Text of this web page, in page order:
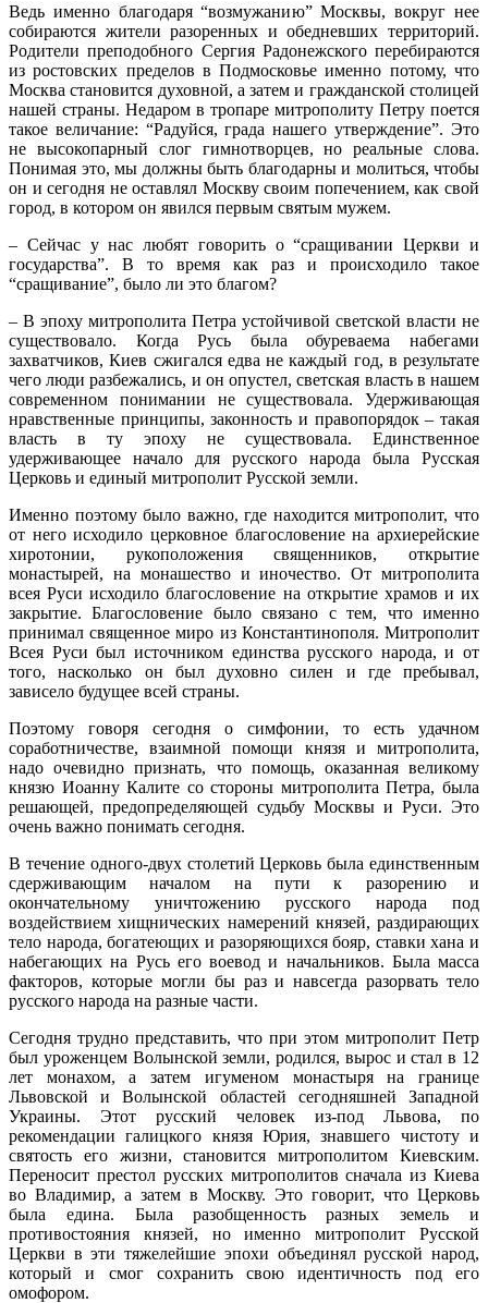
Ведь именно благодаря “возмужанию” Москвы, вокруг нее
собираются жители разоренных и обедневших территорий.
Родители преподобного Сергия Радонежского перебираются
из ростовских пределов в Подмосковье именно потому, что
Москва становится духовной, а затем и гражданской столицей
нашей страны. Недаром в тропаре митрополиту Петру поется
такое величание: “Радуйся, града нашего утверждение”. Это
не высокопарный слог гимнотворцев, но реальные слова.
Понимая это, мы должны быть благодарны и молиться, чтобы
он и сегодня не оставлял Москву своим попечением, как свой
город, в котором он явился первым святым мужем.
– Сейчас у нас любят говорить о “сращивании Церкви и
государства”. В то время как раз и происходило такое
“сращивание”, было ли это благом?
– В эпоху митрополита Петра устойчивой светской власти не
существовало. Когда Русь была обуреваема набегами
захватчиков, Киев сжигался едва не каждый год, в результате
чего люди разбежались, и он опустел, светская власть в нашем
современном понимании не существовала. Удерживающая
нравственные принципы, законность и правопорядок – такая
власть в ту эпоху не существовала. Единственное
удерживающее начало для русского народа была Русская
Церковь и единый митрополит Русской земли.
Именно поэтому было важно, где находится митрополит, что
от него исходило церковное благословение на архиерейские
хиротонии, рукоположения священников, открытие
монастырей, на монашество и иночество. От митрополита
всея Руси исходило благословение на открытие храмов и их
закрытие. Благословение было связано с тем, что именно
принимал священное миро из Константинополя. Митрополит
Всея Руси был источником единства русского народа, и от
того, насколько он был духовно силен и где пребывал,
зависело будущее всей страны.
Поэтому говоря сегодня о симфонии, то есть удачном
соработничестве, взаимной помощи князя и митрополита,
надо очевидно признать, что помощь, оказанная великому
князю Иоанну Калите со стороны митрополита Петра, была
решающей, предопределяющей судьбу Москвы и Руси. Это
очень важно понимать сегодня.
В течение одного-двух столетий Церковь была единственным
сдерживающим началом на пути к разорению и
окончательному уничтожению русского народа под
воздействием хищнических намерений князей, раздирающих
тело народа, богатеющих и разоряющихся бояр, ставки хана и
набегающих на Русь его воевод и начальников. Была масса
факторов, которые могли бы раз и навсегда разорвать тело
русского народа на разные части.
Сегодня трудно представить, что при этом митрополит Петр
был уроженцем Волынской земли, родился, вырос и стал в 12
лет монахом, а затем игуменом монастыря на границе
Львовской и Волынской областей сегодняшней Западной
Украины. Этот русский человек из-под Львова, по
рекомендации галицкого князя Юрия, знавшего чистоту и
святость его жизни, становится митрополитом Киевским.
Переносит престол русских митрополитов сначала из Киева
во Владимир, а затем в Москву. Это говорит, что Церковь
была едина. Была разобщенность разных земель и
противостояния князей, но именно митрополит Русской
Церкви в эти тяжелейшие эпохи объединял русской народ,
который и смог сохранить свою идентичность под его
омофором.